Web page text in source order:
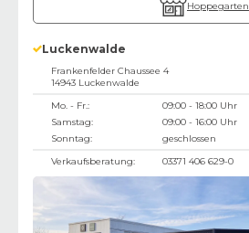
Hoppegarten
Luckenwalde
Frankenfelder Chaussee 4
14943 Luckenwalde
Mo. - Fr.:
09:00 - 18:00 Uhr
Samstag:
09:00 - 16:00 Uhr
Sonntag:
geschlossen
Verkaufsberatung:
03371 406 629-0